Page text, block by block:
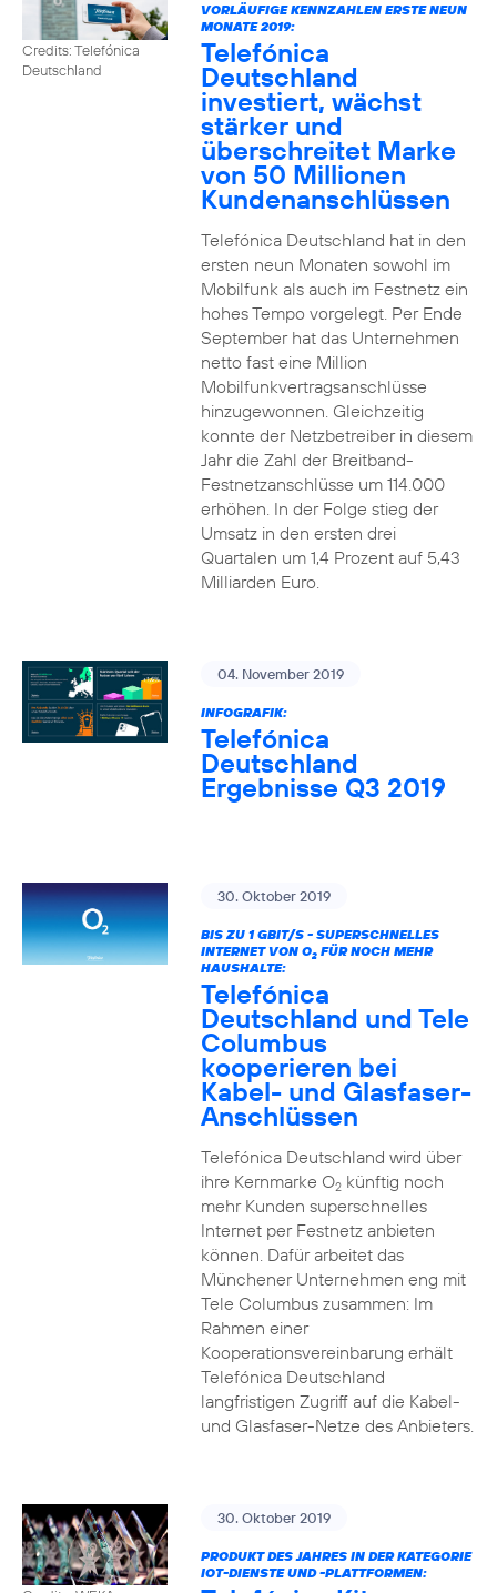
Credits: Telefónica
Deutschland
VORLÄUFIGE KENNZAHLEN ERSTE NEUN
MONATE 2019:
Telefónica
Deutschland
investiert, wächst
stärker und
überschreitet Marke
von 50 Millionen
Kundenanschlüssen
Telefónica Deutschland hat in den
ersten neun Monaten sowohl im
Mobilfunk als auch im Festnetz ein
hohes Tempo vorgelegt. Per Ende
September hat das Unternehmen
netto fast eine Million
Mobilfunkvertragsanschlüsse
hinzugewonnen. Gleichzeitig
konnte der Netzbetreiber in diesem
Jahr die Zahl der Breitband-
Festnetzanschlüsse um 114.000
erhöhen. In der Folge stieg der
Umsatz in den ersten drei
Quartalen um 1,4 Prozent auf 5,43
Milliarden Euro.
04. November 2019
INFOGRAFIK:
Telefónica
Deutschland
Ergebnisse Q3 2019
30. Oktober 2019
BIS ZU 1 GBIT/S - SUPERSCHNELLES
INTERNET VON O2FÜR NOCH MEHR
HAUSHALTE:
Telefónica
Deutschland und Tele
Columbus
kooperieren bei
Kabel- und Glasfaser-
Anschlüssen
Telefónica Deutschland wird über
ihre Kernmarke O2künftig noch
mehr Kunden superschnelles
Internet per Festnetz anbieten
können. Dafür arbeitet das
Münchener Unternehmen eng mit
Tele Columbus zusammen: Im
Rahmen einer
Kooperationsvereinbarung erhält
Telefónica Deutschland
langfristigen Zugriff auf die Kabel-
und Glasfaser-Netze des Anbieters.
30. Oktober 2019
PRODUKT DES JAHRES IN DER KATEGORIE
IOT-DIENSTE UND -PLATTFORMEN: